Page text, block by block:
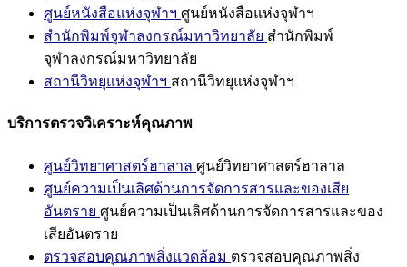
ศูนย์หนังสือแห่งจุฬาฯ ศูนย์หนังสือแห่งจุฬาฯ
สำนักพิมพ์จุฬาลงกรณ์มหาวิทยาลัย สำนักพิมพ์
จุฬาลงกรณ์มหาวิทยาลัย
สถานีวิทยุแห่งจุฬาฯ สถานีวิทยุแห่งจุฬาฯ
บริการตรวจวิเคราะห์คุณภาพ
ศูนย์วิทยาศาสตร์ฮาลาล ศูนย์วิทยาศาสตร์ฮาลาล
ศูนย์ความเป็นเลิศด้านการจัดการสารและของเสีย
อันตราย ศูนย์ความเป็นเลิศด้านการจัดการสารและของ
เสียอันตราย
ตรวจสอบคุณภาพสิ่งแวดล้อม ตรวจสอบคุณภาพสิ่ง